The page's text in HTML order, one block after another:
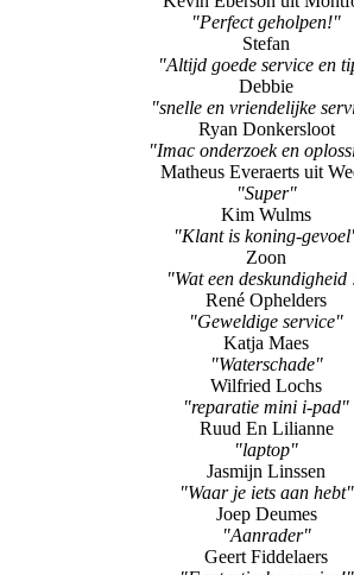
"Deskundige service"
Dave
"batterij vervangen"
Kevin Eberson uit
"Perfect geholpen!"
Stefan
"Altijd goede service en
Debbie
"snelle en vriendelijke
Ryan Donkersloot
"Imac onderzoek en
Matheus Everaerts uit
"Super"
Kim Wulms
"Klant is koning-gevoel"
Zoon
"Wat een deskundigheid
René Ophelders
"Geweldige service"
Katja Maes
"Waterschade"
Wilfried Lochs
"reparatie mini i-pad"
Ruud En Lilianne
"laptop"
Jasmijn Linssen
"Waar je iets aan hebt"